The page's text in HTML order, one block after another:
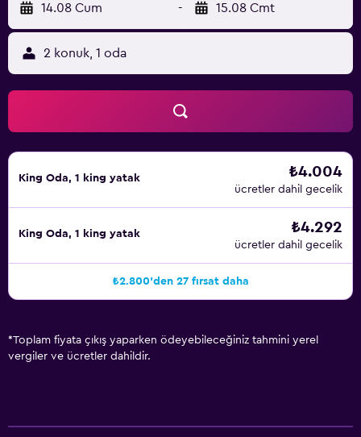
14.08 Cum - 15.08 Cmt
2 konuk, 1 oda
King Oda, 1 king yatak ₺4.004
ücretler dahil gecelik
King Oda, 1 king yatak ₺4.292
ücretler dahil gecelik
₺2.800'den 27 fırsat daha
*Toplam fiyata çıkış yaparken ödeyebileceğiniz tahmini yerel
vergiler ve ücretler dahildir.